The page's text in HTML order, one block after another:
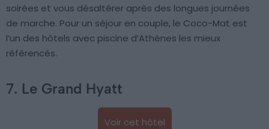
soirées et vous désaltérer après des longues journées
de marche. Pour un séjour en couple, le Coco-Mat est
l’un des hôtels avec piscine d’Athènes les mieux
référencés.
7. Le Grand Hyatt
Voir cet hôtel